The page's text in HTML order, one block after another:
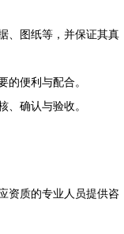
、图纸等，并保证其真
的便利与配合。
、确认与验收。
资质的专业人员提供咨